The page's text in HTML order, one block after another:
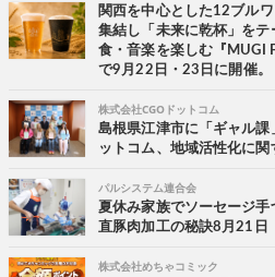
関西を中心とした12ブル
集結し「未来に乾杯」を
食・音楽を楽しむ『MUGI
で9月22日・23日に開催。
株式会社CGOドットコム
島根県江津市に「ギャル
ットコム、地域活性化に
パルシステム連合会
夏休み家族でソーセージ
直豚肉加工の秘訣8月21日
株式会社めちゃコミック